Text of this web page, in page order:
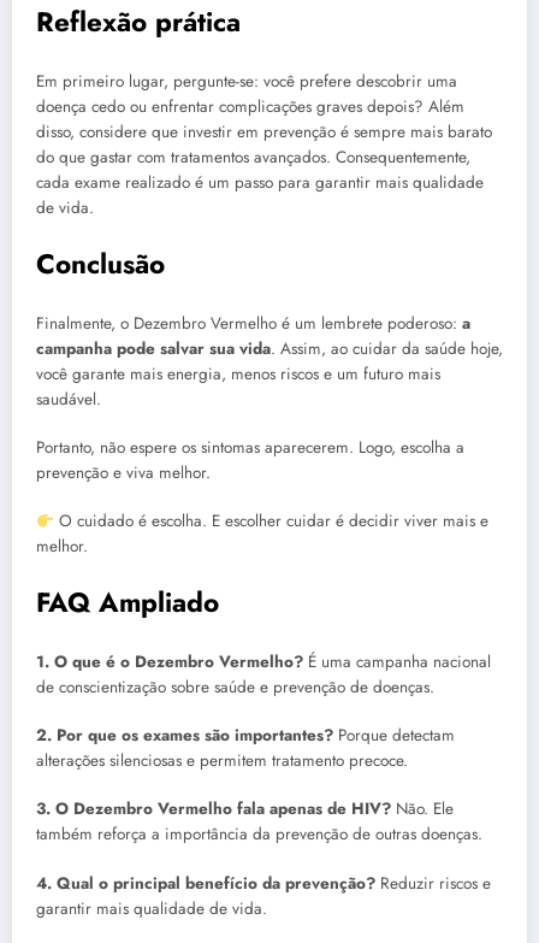
Reflexão prática
Em primeiro lugar, pergunte-se: você prefere descobrir uma
doença cedo ou enfrentar complicações graves depois? Além
disso, considere que investir em prevenção é sempre mais barato
do que gastar com tratamentos avançados. Consequentemente,
cada exame realizado é um passo para garantir mais qualidade
de vida.
Conclusão
Finalmente, o Dezembro Vermelho é um lembrete poderoso: a
campanha pode salvar sua vida. Assim, ao cuidar da saúde hoje,
você garante mais energia, menos riscos e um futuro mais
saudável.
Portanto, não espere os sintomas aparecerem. Logo, escolha a
prevenção e viva melhor.
O cuidado é escolha. E escolher cuidar é decidir viver mais e
melhor.
FAQ Ampliado
1. O que é o Dezembro Vermelho? É uma campanha nacional
de conscientização sobre saúde e prevenção de doenças.
2. Por que os exames são importantes? Porque detectam
alterações silenciosas e permitem tratamento precoce.
3. O Dezembro Vermelho fala apenas de HIV? Não. Ele
também reforça a importância da prevenção de outras doenças.
4. Qual o principal benefício da prevenção? Reduzir riscos e
garantir mais qualidade de vida.